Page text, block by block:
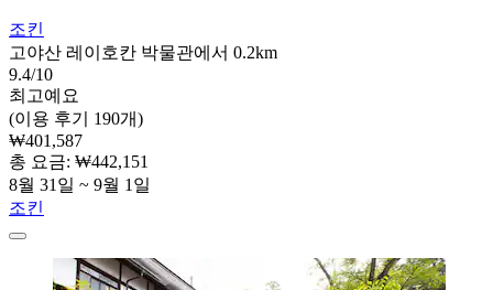
조킨
고야산 레이호칸 박물관에서 0.2km
9.4/10
최고예요
(이용 후기 190개)
₩401,587
총 요금: ₩442,151
8월 31일 ~ 9월 1일
조킨